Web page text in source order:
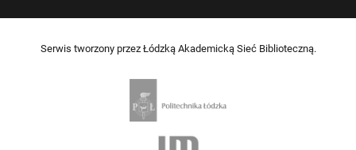
Serwis tworzony przez Łódzką Akademicką Sieć Biblioteczną.